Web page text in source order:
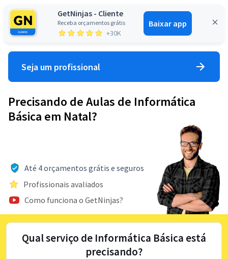
GetNinjas - Cliente
Receba orçamentos grátis
+30K
Baixar app
Entrar
Seja um profissional
Precisando de Aulas de Informática
Básica em Natal?
Até 4 orçamentos grátis e seguros
Profissionais avaliados
Como funciona o GetNinjas?
Qual serviço de Informática Básica está
precisando?